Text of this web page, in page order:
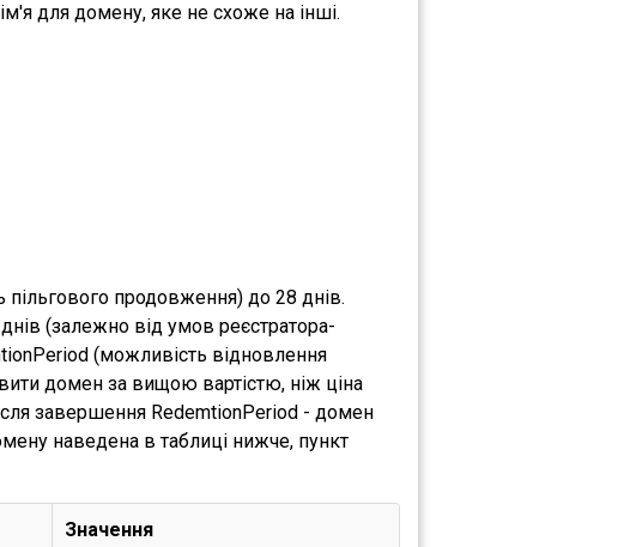
для домену, яке не схоже на інші.
пільгового продовження) до 28 днів.
(залежно від умов реєстратора-
(можливість відновлення
домен за вищою вартістю, ніж ціна
завершення RedemtionPeriod - домен
наведена в таблиці нижче, пункт
Значення